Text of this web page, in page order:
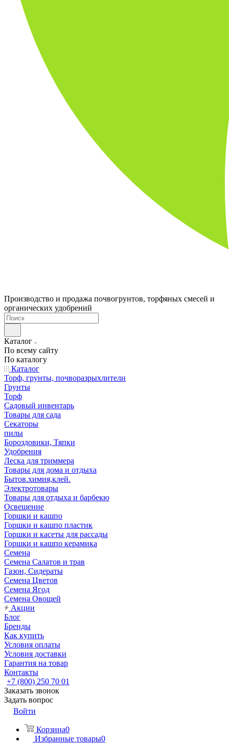
Производство и продажа почвогрунтов, торфяных смесей и
органических удобрений
Каталог
По всему сайту
По каталогу
Каталог
Торф, грунты, почворазрыхлители
Грунты
Торф
Садовый инвентарь
Товары для сада
Секаторы
пилы
Бороздовики, Тяпки
Удобрения
Леска для триммера
Товары для дома и отдыха
Бытов.химия,клей.
Электротовары
Товары для отдыха и барбекю
Освещение
Горшки и кашпо
Горшки и кашпо пластик
Горшки и касеты для рассады
Горшки и кашпо керамика
Семена
Семена Салатов и трав
Газон, Сидераты
Семена Цветов
Семена Ягод
Семена Овощей
Акции
Блог
Бренды
Как купить
Условия оплаты
Условия доставки
Гарантия на товар
Контакты
+7 (800) 250 70 01
Заказать звонок
Задать вопрос
Войти
Корзина0
Избранные товары0